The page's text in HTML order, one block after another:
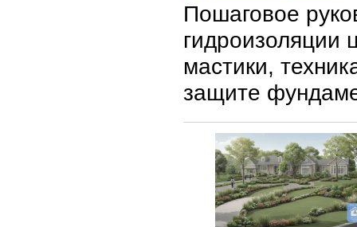
Пошаговое
гидроизоляции
мастики,
защите